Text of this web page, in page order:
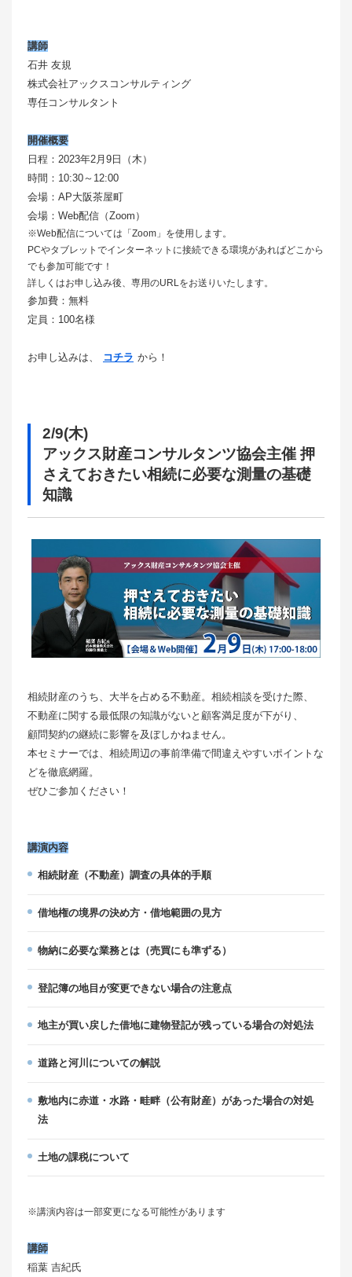
講師
石井 友規
株式会社アックスコンサルティング
専任コンサルタント
開催概要
日程：2023年2月9日（木）
時間：10:30～12:00
会場：AP大阪茶屋町
会場：Web配信（Zoom）
※Web配信については「Zoom」を使用します。
PCやタブレットでインターネットに接続できる環境があればどこから
でも参加可能です！
詳しくはお申し込み後、専用のURLをお送りいたします。
参加費：無料
定員：100名様
お申し込みは、 コチラ から！
2/9(木)
アックス財産コンサルタンツ協会主催 押
さえておきたい相続に必要な測量の基礎
知識
相続財産のうち、大半を占める不動産。相続相談を受けた際、
不動産に関する最低限の知識がないと顧客満足度が下がり、
顧問契約の継続に影響を及ぼしかねません。
本セミナーでは、相続周辺の事前準備で間違えやすいポイントな
どを徹底網羅。
ぜひご参加ください！
講演内容
相続財産（不動産）調査の具体的手順
借地権の境界の決め方・借地範囲の見方
物納に必要な業務とは（売買にも準ずる）
登記簿の地目が変更できない場合の注意点
地主が買い戻した借地に建物登記が残っている場合の対処法
道路と河川についての解説
敷地内に赤道・水路・畦畔（公有財産）があった場合の対処
法
土地の課税について
※講演内容は一部変更になる可能性があります
講師
稲葉 吉紀氏